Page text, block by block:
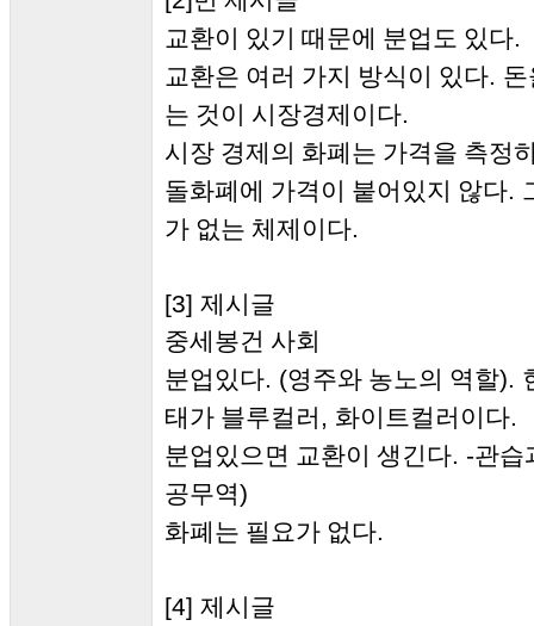
교환이 있기 때문에 분업도 있다.
교환은 여러 가지 방식이 있다. 돈
는 것이 시장경제이다.
시장 경제의 화폐는 가격을 측정
돌화폐에 가격이 붙어있지 않다.
가 없는 체제이다.
[3] 제시글
중세봉건 사회
분업있다. (영주와 농노의 역할).
태가 블루컬러 , 화이트컬러이다.
분업있으면 교환이 생긴다. -관습
공무역)
화폐는 필요가 없다.
[4] 제시글